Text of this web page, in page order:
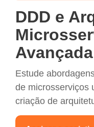
DDD e
Avançada
Estude
de microsserviços
criação de